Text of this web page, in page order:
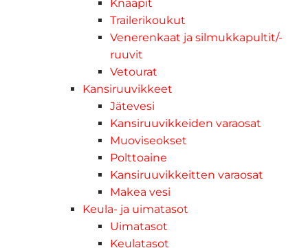
Knaapit
Trailerikoukut
Venerenkaat ja silmukkapultit/-
ruuvit
Vetourat
Kansiruuvikkeet
Jätevesi
Kansiruuvikkeiden varaosat
Muoviseokset
Polttoaine
Kansiruuvikkeitten varaosat
Makea vesi
Keula- ja uimatasot
Uimatasot
Keulatasot